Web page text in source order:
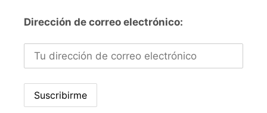
Dirección de correo electrónico: